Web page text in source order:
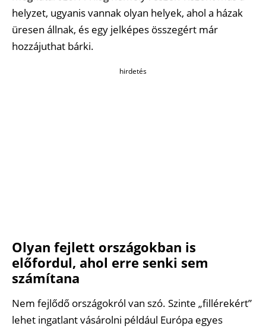
helyzet, ugyanis vannak olyan helyek, ahol a házak
üresen állnak, és egy jelképes összegért már
hozzájuthat bárki.
hirdetés
Olyan fejlett országokban is
előfordul, ahol erre senki sem
számítana
Nem fejlődő országokról van szó. Szinte „fillérekért”
lehet ingatlant vásárolni például Európa egyes